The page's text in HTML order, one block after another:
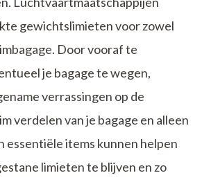
gewichtslimieten voor zowel
Door vooraf te
je bagage te wegen,
verrassingen op de
verdelen van je bagage en alleen
essentiële items kunnen helpen
limieten te blijven en zo